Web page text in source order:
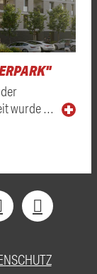
wurde …